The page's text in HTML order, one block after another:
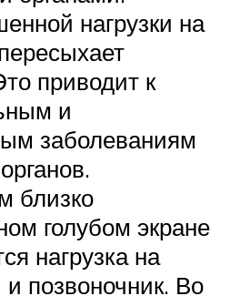
нагрузки на
приводит к
и
заболеваниям
близко
голубом экране
нагрузка на
позвоночник. Во